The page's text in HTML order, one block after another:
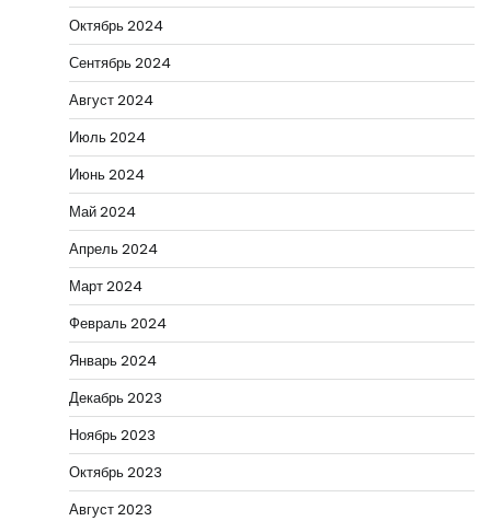
Октябрь 2024
Сентябрь 2024
Август 2024
Июль 2024
Июнь 2024
Май 2024
Апрель 2024
Март 2024
Февраль 2024
Январь 2024
Декабрь 2023
Ноябрь 2023
Октябрь 2023
Август 2023